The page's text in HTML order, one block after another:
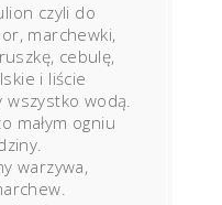
czyli do
marchewki,
cebulę,
i liście
wszystko wodą.
małym ogniu
warzywa,